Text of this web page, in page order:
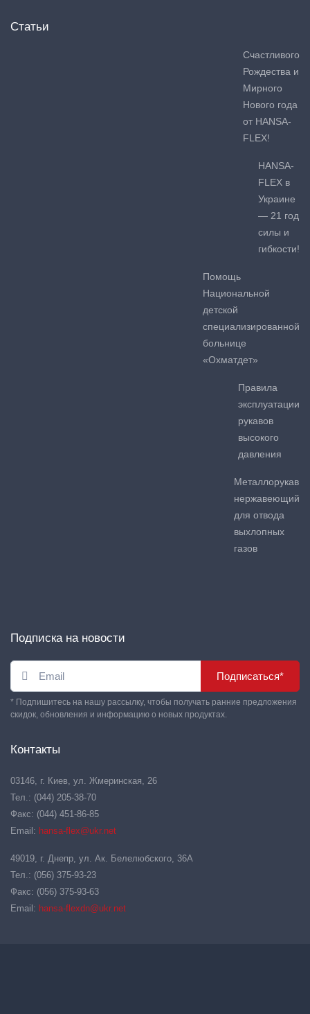
Статьи
Счастливого
Рождества и
Мирного
Нового года
от HANSA-
FLEX!
HANSA-
FLEX в
Украине
— 21 год
силы и
гибкости!
Помощь
Национальной
детской
специализированной
больнице
«Охматдет»
Правила
эксплуатации
рукавов
высокого
давления
Металлорукав
нержавеющий
для отвода
выхлопных
газов
Подписка на новости
Подписаться*
* Подпишитесь на нашу рассылку, чтобы получать ранние предложения
скидок, обновления и информацию о новых продуктах.
Контакты
03146, г. Киев, ул. Жмеринская, 26
Тел.: (044) 205-38-70
Факс: (044) 451-86-85
Email: hansa-flex@ukr.net
49019, г. Днепр, ул. Ак. Белелюбского, 36А
Тел.: (056) 375-93-23
Факс: (056) 375-93-63
Email: hansa-flexdn@ukr.net